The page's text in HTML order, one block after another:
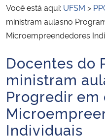
Ministério das Relações Exteriores
Ministério da Economia
Ministério da Infraestrutura
Ministério da Agricultura, Pecuária
Ministério da Educação
Ministério da Cidadania
Você está aqui: UFSM >
ministram aulasno
Microempreendedores
Início do conteúdo
Docentes do
ministram
Progredir em
Individuais